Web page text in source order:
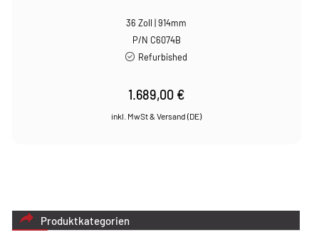
36 Zoll | 914mm
P/N C6074B
Refurbished
1.689,00 €
Produktkategorien